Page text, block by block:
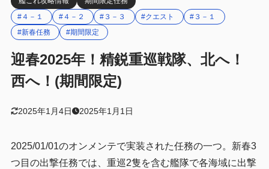
#４－１
#４－２ #３－３ #クエスト
#３－１
#新春任務
#期間限定
迎春2025年！精鋭重巡戦隊、北へ！
西へ！(期間限定)
2025年1月4日 2025年1月1日
2025/01/01のオンメンテで実装された任務の一つ。新春3
つ目の出撃任務では、重巡2隻を含む艦隊で各海域に出撃
2.1 ３－１ ３－３
2.2 ４－１ ４－２
3 まとめ